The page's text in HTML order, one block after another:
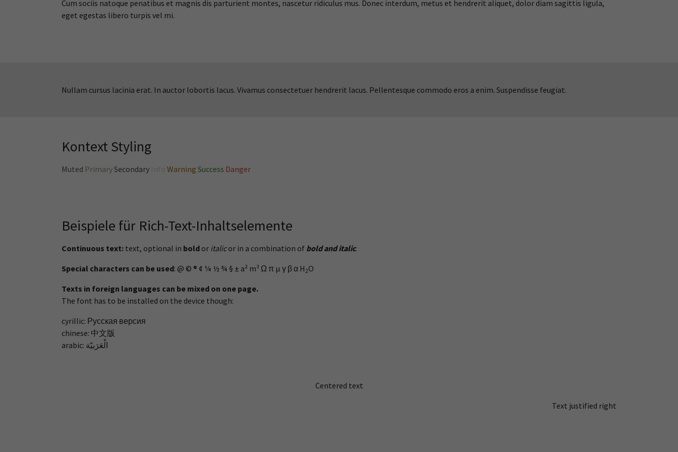
Cum sociis natoque penatibus et magnis dis parturient montes, nascetur ridiculus mus. Donec interdum, metus et hendrerit aliquet, dolor diam sagittis ligula,
eget egestas libero turpis vel mi.
Nullam cursus lacinia erat. In auctor lobortis lacus. Vivamus consectetuer hendrerit lacus. Pellentesque commodo eros a enim. Suspendisse feugiat.
Kontext Styling
Muted PrimarySecondary Warning Success Danger
Beispiele für Rich-Text-Inhaltselemente
Continuous text: text, optional in bold or italicor in a combination of bold and italic.
Special characters can be used: @ © ® ¢ ¼ ½ ¾ § ± a² m³ Ω π µ γ β α H2O
Texts in foreign languages can be mixed on one page.
The font has to be installed on the device though:
cyrillic: Русская версия
chinese: 中文版
arabic: الْعَرَبيّة
Centered text
Text justified right